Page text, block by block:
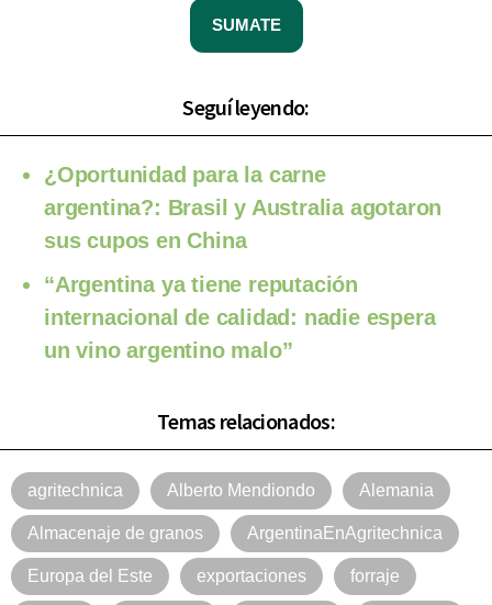
SUMATE
Seguí leyendo:
¿Oportunidad para la carne
argentina?: Brasil y Australia agotaron
sus cupos en China
“Argentina ya tiene reputación
internacional de calidad: nadie espera
un vino argentino malo”
Temas relacionados:
agritechnica Alberto Mendiondo Alemania
Almacenaje de granos ArgentinaEnAgritechnica
Europa del Este exportaciones forraje